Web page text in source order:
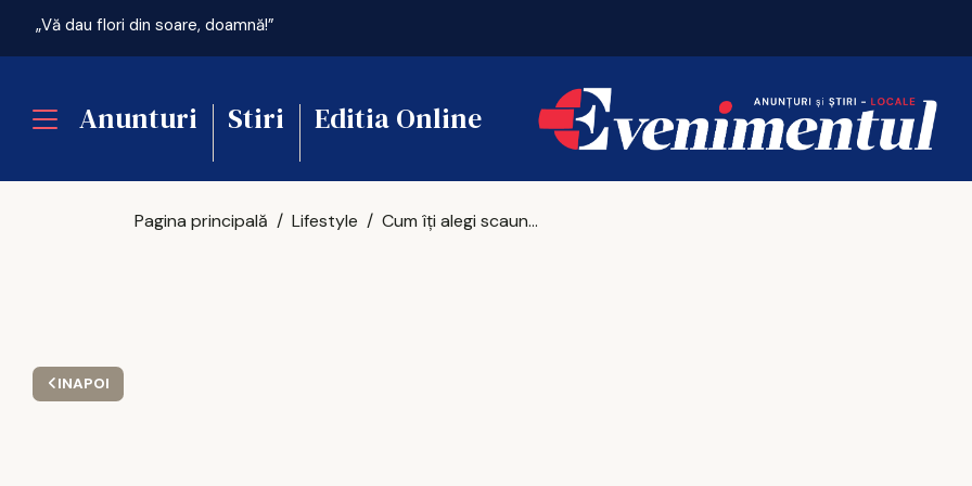
„Vă dau flori din soare, doamnă!”
Anunturi Stiri Editia Online
INAPOI
Pagina principală Lifestyle Cum îți alegi scaunele de bucătărie fără să greșești?